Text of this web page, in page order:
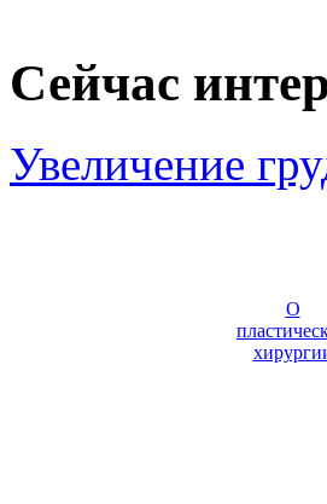
Сейчас
Увеличение
О